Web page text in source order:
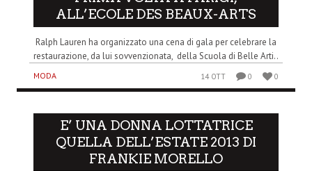
ALL’ECOLE DES BEAUX-ARTS
Ralph Lauren ha organizzato una cena di gala per celebrare la
restaurazione, da lui sovvenzionata, della Scuola di Belle Arti..
MODA 14 OTT 0 0
E’ UNA DONNA LOTTATRICE
QUELLA DELL’ESTATE 2013 DI
FRANKIE MORELLO